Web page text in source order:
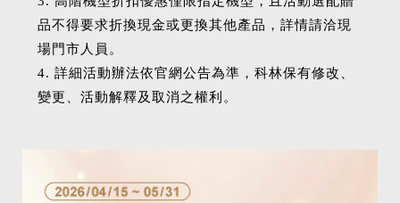
品不得要求折換現金或更換其他產品，詳情請洽現
場門市人員。
4. 詳細活動辦法依官網公告為準，科林保有修改、
變更、活動解釋及取消之權利。